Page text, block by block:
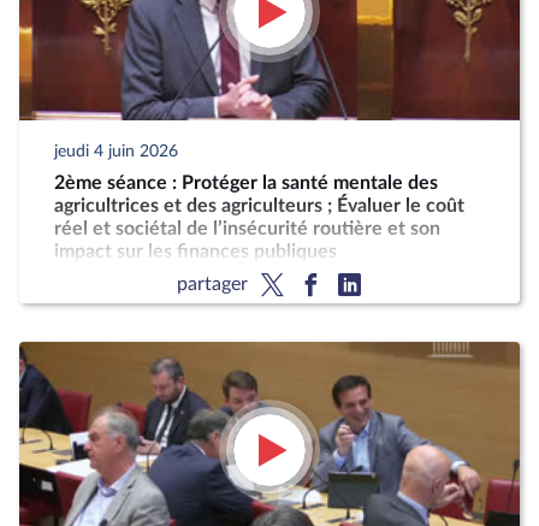
jeudi 4 juin 2026
2ème séance : Protéger la santé mentale des
agricultrices et des agriculteurs ; Évaluer le coût
réel et sociétal de l’insécurité routière et son
impact sur les finances publiques
partager